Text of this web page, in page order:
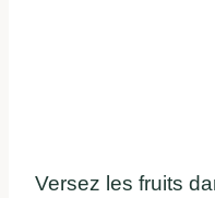
Versez les fruits